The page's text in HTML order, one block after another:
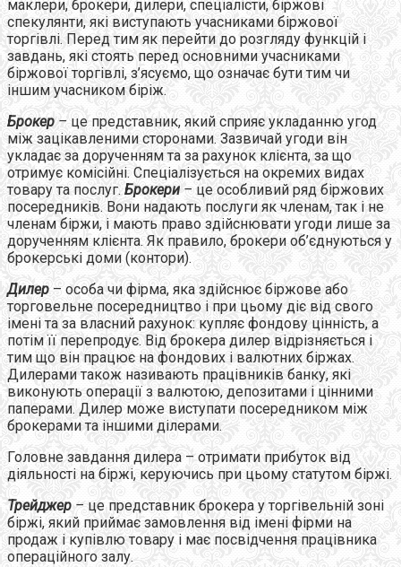
маклери, брокери, дилери, спеціалісти, біржові
спекулянти, які виступають учасниками біржової
торгівлі. Перед тим як перейти до розгляду функцій і
завдань, які стоять перед основними учасниками
біржової торгівлі, з’ясуємо, що означає бути тим чи
іншим учасником біріж.
Брокер – це представник, який сприяє укладанню угод
між зацікавленими сторонами. Зазвичай угоди він
укладає за дорученням та за рахунок клієнта, за що
отримує комісійні. Спеціалізується на окремих видах
товару та послуг. Брокери – це особливий ряд біржових
посередників. Вони надають послуги як членам, так і не
членам біржи, і мають право здійснювати угоди лише за
дорученням клієнта. Як правило, брокери об’єднуються у
брокерські доми (контори).
Дилер – особа чи фірма, яка здійснює біржове або
торговельне посередництво і при цьому діє від свого
імені та за власний рахунок: купляє фондову цінність, а
потім її перепродує. Від брокера дилер відрізняється і
тим що він працює на фондових і валютних біржах.
Дилерами також називають працівників банку, які
виконують операції з валютою, депозитами і цінними
паперами. Дилер може виступати посередником між
брокерами та іншими ділерами.
Головне завдання дилера – отримати прибуток від
діяльності на біржі, керуючись при цьому статутом біржі.
Трейджер – це представник брокера у торгівельній зоні
біржі, який приймає замовлення від імені фірми на
продаж і купівлю товару і має посвідчення працівника
операційного залу.